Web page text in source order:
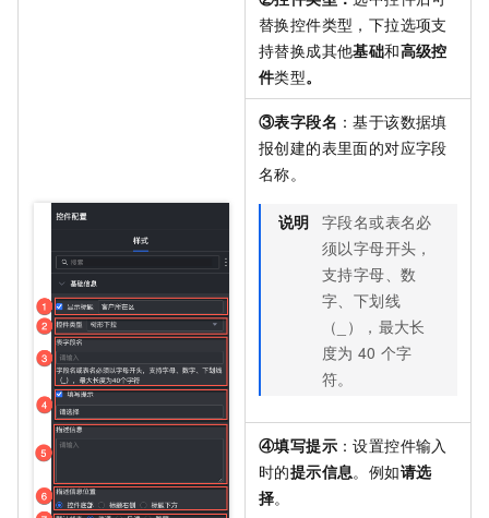
替换控件类型，下拉选项支
持替换成其他基础和高级控
件类型。
③表字段名 ：基于该数据填
报创建的表里面的对应字段
名称。
说明 字段名或表名必
须以字母开头，
支持字母、数
字、下划线
（_），最大长
度为 40 个字
符。
④填写提示 ：设置控件输入
时的提示信息。例如请选
择。